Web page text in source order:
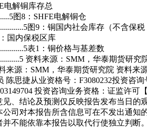
电解铜库存总
图8：SHFE电解铜仓
图9：铜国内社会库存（不含保税
：国内保税区库
表1：铜价格与基差数
资料来源：SMM，华泰期货
源：SMM，华泰期货研究院 资料
捷从业资格号：F3080232投资咨询
投资咨询业务资格：证监许
、结论及预测仅反映报告发布当日
司对本报告所含信息可在不发出通知
不能依靠本报告以取代行使独立判